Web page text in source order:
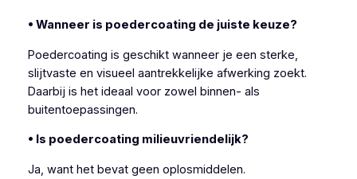
• Wanneer is poedercoating de juiste keuze?
Poedercoating is geschikt wanneer je een sterke,
slijtvaste en visueel aantrekkelijke afwerking zoekt.
Daarbij is het ideaal voor zowel binnen- als
buitentoepassingen.
• Is poedercoating milieuvriendelijk?
Ja, want het bevat geen oplosmiddelen.